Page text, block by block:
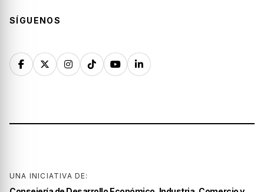
SÍGUENOS
UNA INICIATIVA DE: